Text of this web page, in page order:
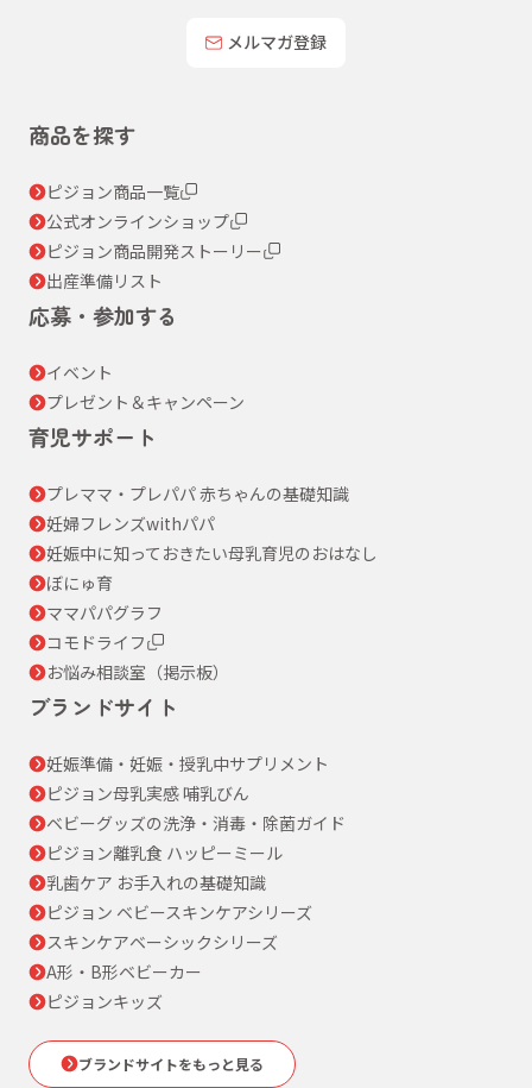
メルマガ登録
商品を探す
ピジョン商品一覧
公式オンラインショップ
ピジョン商品開発ストーリー
出産準備リスト
応募・参加する
イベント
プレゼント＆キャンペーン
育児サポート
プレママ・プレパパ 赤ちゃんの基礎知識
妊婦フレンズwithパパ
妊娠中に知っておきたい母乳育児のおはなし
ぼにゅ育
ママパパグラフ
コモドライフ
お悩み相談室（掲示板）
ブランドサイト
妊娠準備・妊娠・授乳中サプリメント
ピジョン母乳実感 哺乳びん
ベビーグッズの洗浄・消毒・除菌ガイド
ピジョン離乳食 ハッピーミール
乳歯ケア お手入れの基礎知識
ピジョン ベビースキンケアシリーズ
スキンケアベーシックシリーズ
A形・B形ベビーカー
ピジョンキッズ
ブランドサイトをもっと見る